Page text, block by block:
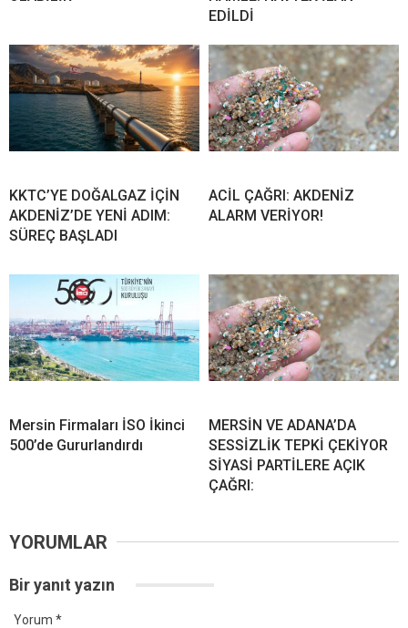
EDİLDİ
KKTC’YE DOĞALGAZ İÇİN
AKDENİZ’DE YENİ ADIM:
SÜREÇ BAŞLADI
ACİL ÇAĞRI: AKDENİZ
ALARM VERİYOR!
Mersin Firmaları İSO İkinci
500’de Gururlandırdı
MERSİN VE ADANA’DA
SESSİZLİK TEPKİ ÇEKİYOR
SİYASİ PARTİLERE AÇIK
ÇAĞRI:
YORUMLAR
Bir yanıt yazın
Yorum *